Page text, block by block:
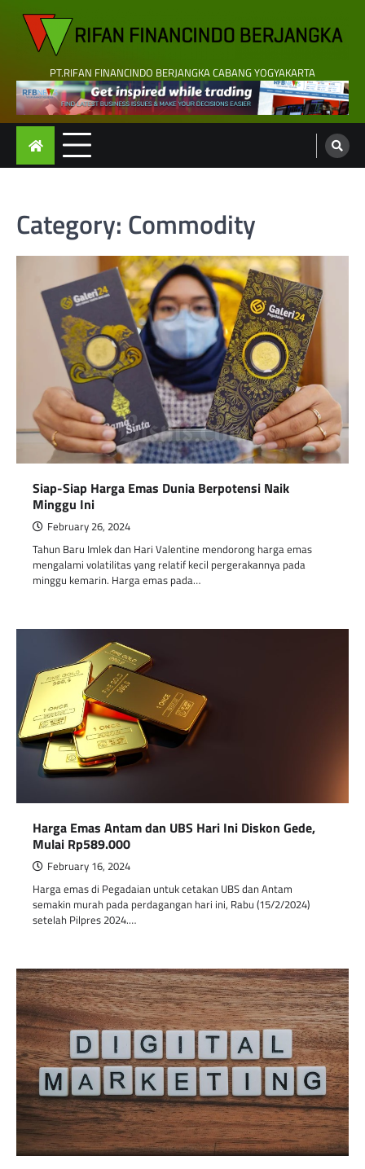
content
PT.RIFAN FINANCINDO BERJANGKA CABANG YOGYAKARTA
Category: Commodity
Siap-Siap Harga Emas Dunia Berpotensi Naik
Minggu Ini
February 26, 2024
Tahun Baru Imlek dan Hari Valentine mendorong harga emas
mengalami volatilitas yang relatif kecil pergerakannya pada
minggu kemarin. Harga emas pada…
Harga Emas Antam dan UBS Hari Ini Diskon Gede,
Mulai Rp589.000
February 16, 2024
Harga emas di Pegadaian untuk cetakan UBS dan Antam
semakin murah pada perdagangan hari ini, Rabu (15/2/2024)
setelah Pilpres 2024.…